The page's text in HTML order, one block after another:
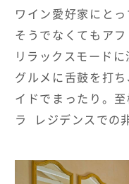
ワイン愛好家にと
そうでなくてもア
リラックスモードに
グルメに舌鼓を打
イドでまったり。
ラ レジデンスでの